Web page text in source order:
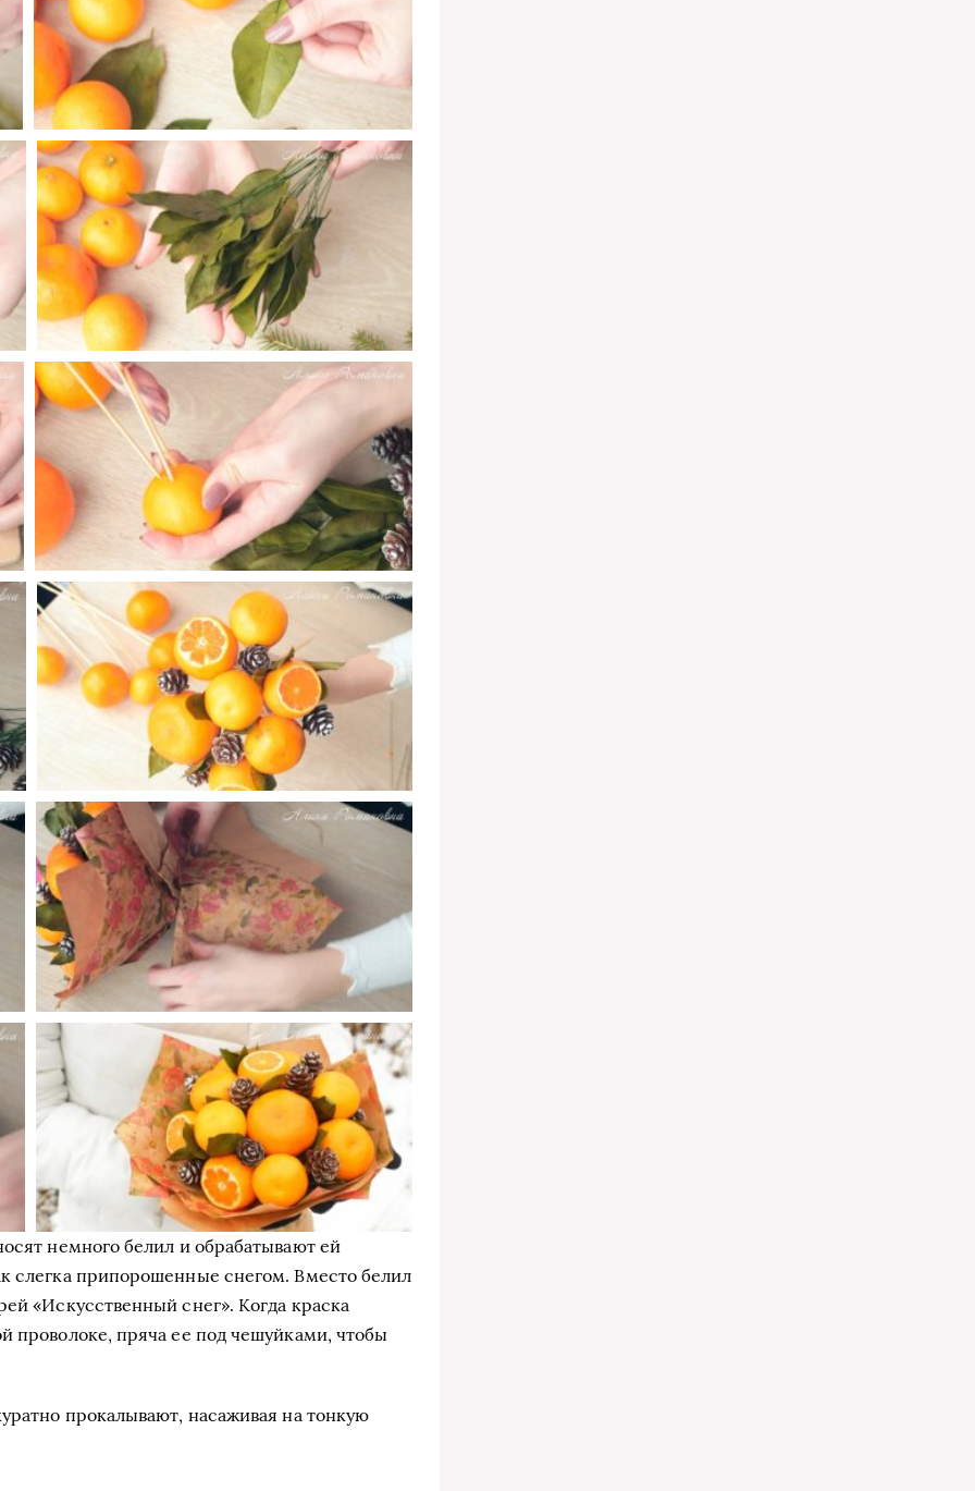
немного белил и обрабатывают ей
слегка припорошенные снегом. Вместо белил
«Искусственный снег». Когда краска
проволоке, пряча ее под чешуйками, чтобы
прокалывают, насаживая на тонкую